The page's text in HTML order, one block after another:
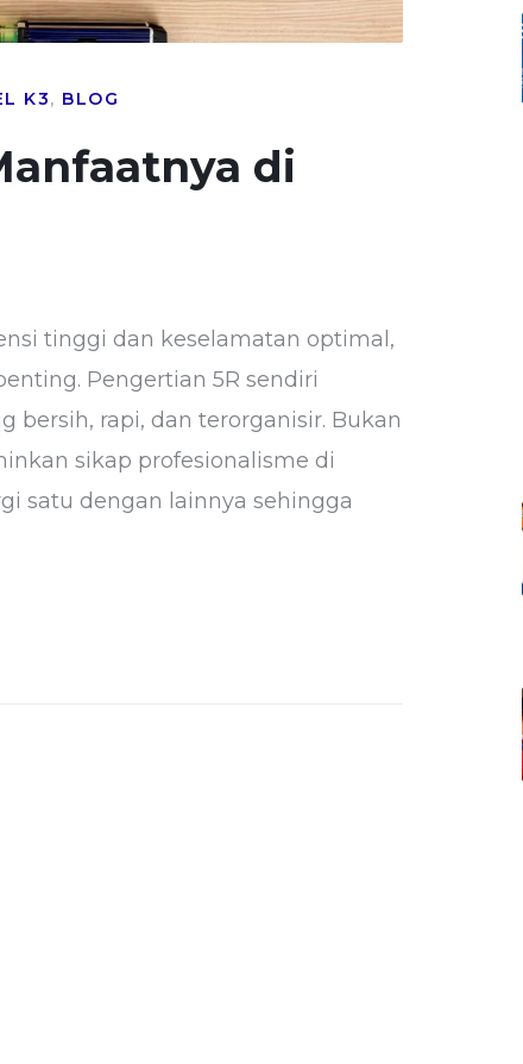
K3, BLOG
di
tinggi dan keselamatan optimal,
Pengertian 5R sendiri
bersih, rapi, dan terorganisir. Bukan
sikap profesionalisme di
satu dengan lainnya sehingga